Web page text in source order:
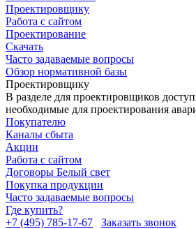
Проектировщику
Работа с сайтом
Проектирование
Скачать
Часто задаваемые вопросы
Обзор нормативной базы
Проектировщику
В разделе для проектировщиков
необходимые для проектирования
Покупателю
Каналы сбыта
Акции
Работа с сайтом
Договоры Белый свет
Покупка продукции
Часто задаваемые вопросы
Где купить?
+7 (495) 785-17-67
Заказать звонок